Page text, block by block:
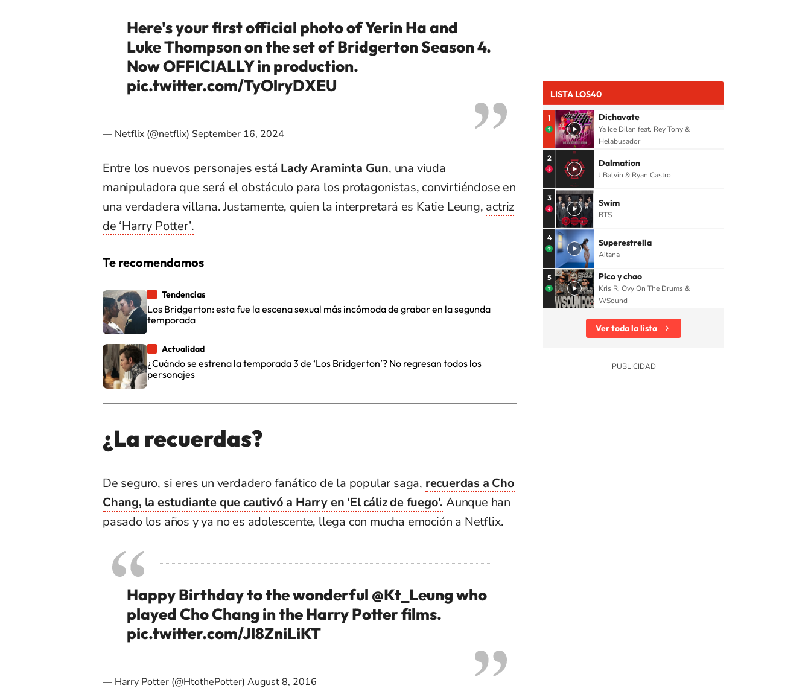
Here's your first official photo of Yerin Ha and
Luke Thompson on the set of Bridgerton Season 4.
Now OFFICIALLY in production.
pic.twitter.com/TyOlryDXEU
— Netflix (@netflix) September 16, 2024
Entre los nuevos personajes está Lady Araminta Gun, una viuda
manipuladora que será el obstáculo para los protagonistas, convirtiéndose en
una verdadera villana. Justamente, quien la interpretará es Katie Leung, actriz
de ‘Harry Potter’.
Te recomendamos
Tendencias
Los Bridgerton: esta fue la escena sexual más incómoda de grabar en la segunda
temporada
Actualidad
¿Cuándo se estrena la temporada 3 de ‘Los Bridgerton’? No regresan todos los
personajes
¿La recuerdas?
De seguro, si eres un verdadero fanático de la popular saga, recuerdas a Cho
Chang, la estudiante que cautivó a Harry en ‘El cáliz de fuego’. Aunque han
pasado los años y ya no es adolescente, llega con mucha emoción a Netflix.
Happy Birthday to the wonderful @Kt_Leung who
played Cho Chang in the Harry Potter films.
pic.twitter.com/Jl8ZniLiKT
— Harry Potter (@HtothePotter) August 8, 2016
LISTA LOS40
1 Dichavate
Ya Ice Dilan feat. Rey Tony &
Helabusador
2 Dalmation
J Balvin & Ryan Castro
3 Swim
BTS
4 Superestrella
Aitana
5 Pico y chao
Kris R, Ovy On The Drums &
WSound
Ver toda la lista